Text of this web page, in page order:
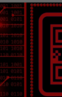
tiene
y puntos
Simplifica